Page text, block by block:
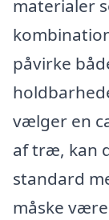
materialer
påvirke
vælger en
af træ, kan
standard
måske